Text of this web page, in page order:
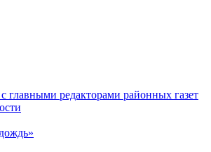
главными редакторами районных газет